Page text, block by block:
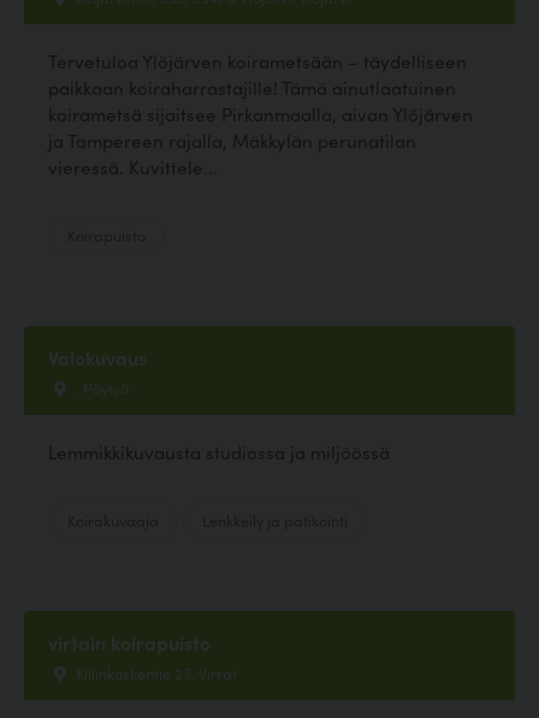
Tervetuloa Ylöjärven koirametsään – täydelliseen
paikkaan koiraharrastajille! Tämä ainutlaatuinen
koirametsä sijaitsee Pirkanmaalla, aivan Ylöjärven
ja Tampereen rajalla, Mäkkylän perunatilan
vieressä. Kuvittele...
Valokuvaus
, Pöytyä
Lemmikkikuvausta studiossa ja miljöössä
virtain koirapuisto
Killinkoskentie 23, Virrat